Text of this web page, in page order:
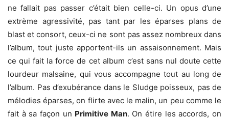
ne fallait pas passer c’était bien celle-ci. Un opus d’une
extrème agressivité, pas tant par les éparses plans de
blast et consort, ceux-ci ne sont pas assez nombreux dans
l’album, tout juste apportent-ils un assaisonnement. Mais
ce qui fait la force de cet album c’est sans nul doute cette
lourdeur malsaine, qui vous accompagne tout au long de
l’album. Pas d’exubérance dans le Sludge poisseux, pas de
mélodies éparses, on flirte avec le malin, un peu comme le
fait à sa façon un Primitive Man. On étire les accords, on